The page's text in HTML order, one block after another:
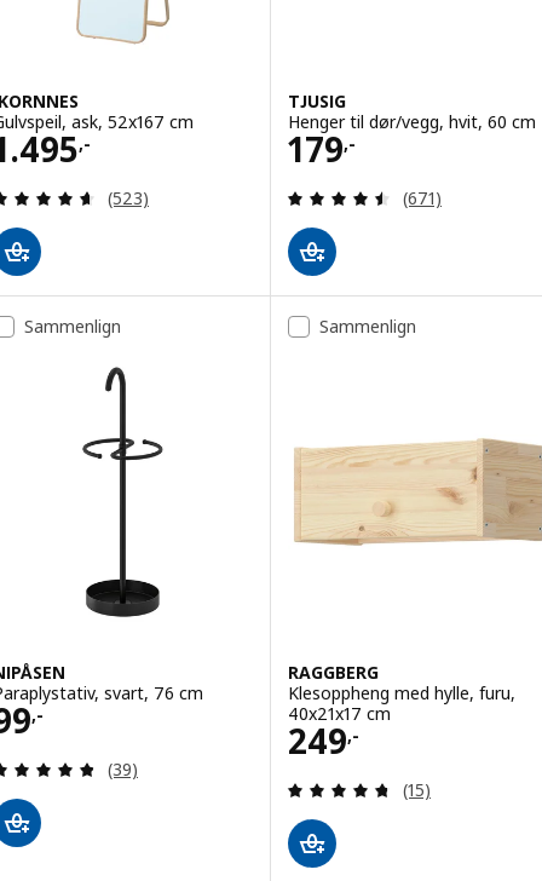
ask, 52x167 cm
,-
1495,-
Gjennomgang: 4.6 av 5 stjerner. Samlede
(523)
TJUSIG
Henger til dør/vegg, hvit, 60 cm
179,-
Pris 179,-
Gjennomgang:
(671)
Sammenlign
svart, 76 cm
,- 99,-
Gjennomgang: 4.8 av 5 stjerner. Samlede
(39)
Sammenlign
RAGGBERG
Klesoppheng med hylle, furu,
40x21x17 cm
249,-
Pris 249,-
Gjennomgang:
(15)